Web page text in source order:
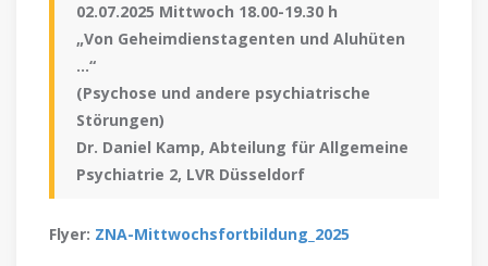
02.07.2025 Mittwoch 18.00-19.30 h
„Von Geheimdienstagenten und Aluhüten
…“
(Psychose und andere psychiatrische
Störungen)
Dr. Daniel Kamp, Abteilung für Allgemeine
Psychiatrie 2, LVR Düsseldorf
Flyer: ZNA-Mittwochsfortbildung_2025